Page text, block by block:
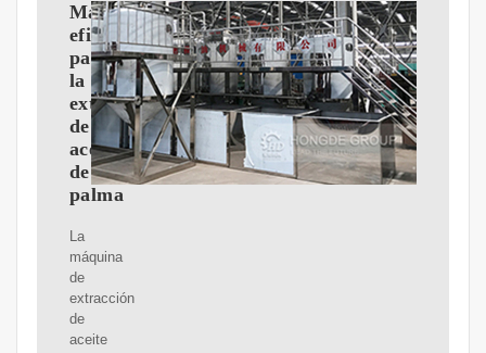
Maquinaria
eficiente
para
la
extracción
de
aceite
de
palma
La
máquina
de
extracción
de
aceite